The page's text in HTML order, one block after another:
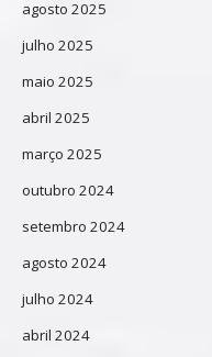
agosto 2025
julho 2025
maio 2025
abril 2025
março 2025
outubro 2024
setembro 2024
agosto 2024
julho 2024
abril 2024